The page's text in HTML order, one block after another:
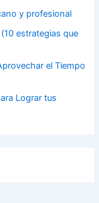
y profesional
estrategias que
el Tiempo
Lograr tus